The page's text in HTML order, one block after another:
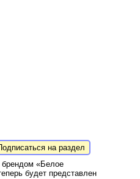
на раздел
брендом «Белое
будет представлен